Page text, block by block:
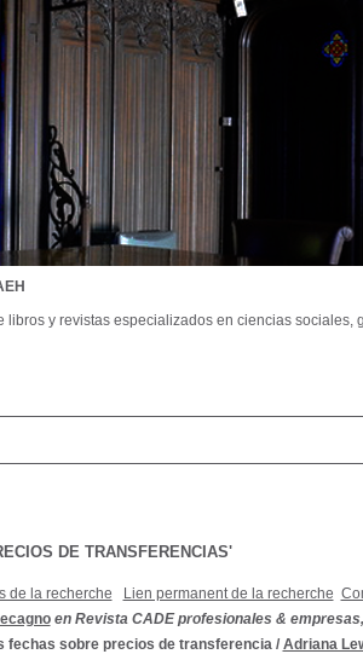
DE TRANSFERENCIAS'
de la recherche Lien permanent de la recherche
en Revista CADE profesionales & empresas,
sobre precios de transferencia/ Adriana
y revistas especializados en ciencias sociales,